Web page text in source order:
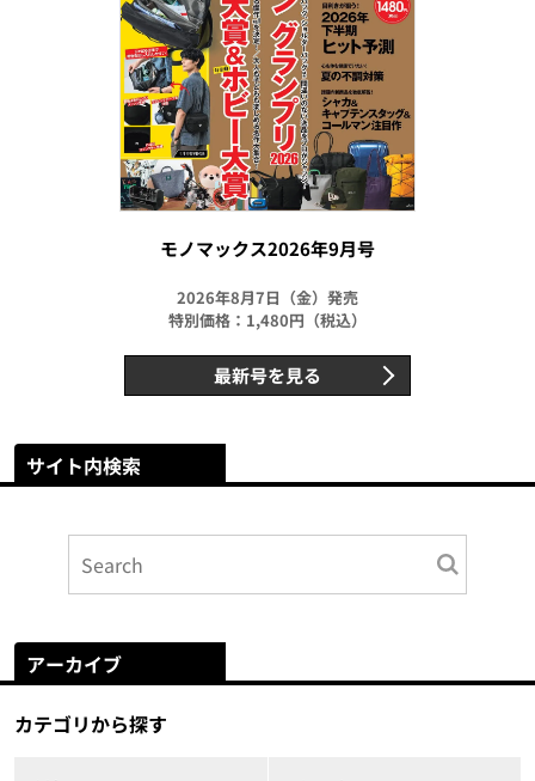
モノマックス2026年9月号
2026年8月7日（金）発売
特別価格：1,480円（税込）
最新号を見る
サイト内検索
アーカイブ
カテゴリから探す